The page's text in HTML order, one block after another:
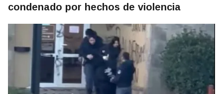
condenado por hechos de violencia